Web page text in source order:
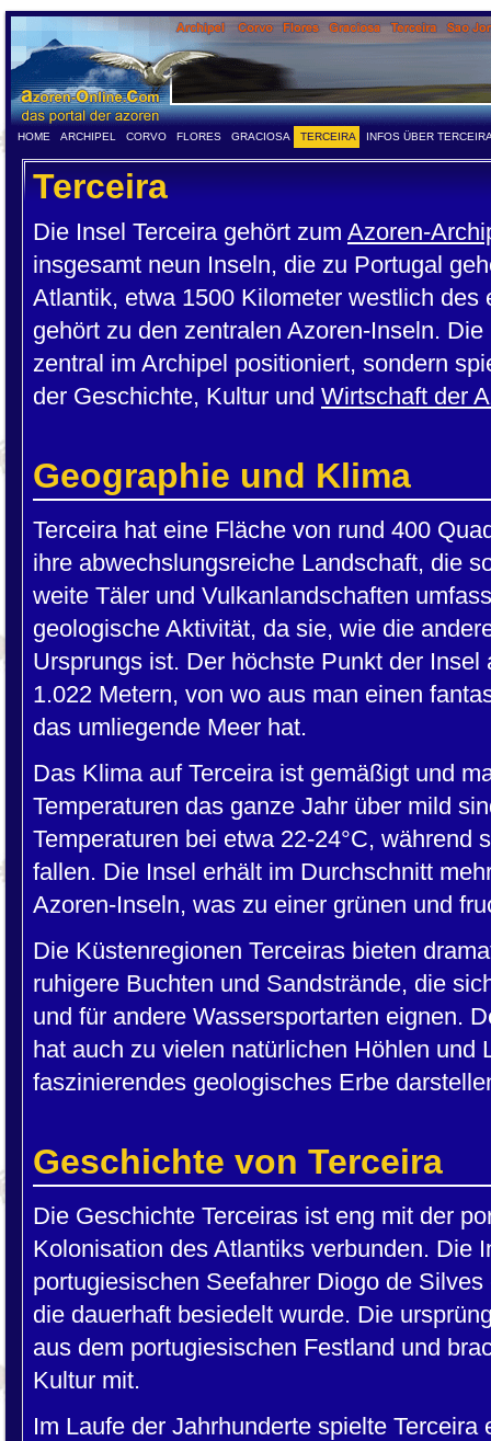
HOME ARCHIPEL CORVO FLORES GRACIOSA TERCEIRA INFOS ÜBER
Terceira
Die Insel Terceira gehört zum Azoren-
insgesamt neun Inseln, die zu Portugal
Atlantik, etwa 1500 Kilometer westlich des
gehört zu den zentralen Azoren-Inseln.
zentral im Archipel positioniert, sondern
der Geschichte, Kultur und Wirtschaft der
Geographie und Klima
Terceira hat eine Fläche von rund 400
ihre abwechslungsreiche Landschaft, die
weite Täler und Vulkanlandschaften
geologische Aktivität, da sie, wie die
Ursprungs ist. Der höchste Punkt der
1.022 Metern, von wo aus man einen
das umliegende Meer hat.
Das Klima auf Terceira ist gemäßigt und
Temperaturen das ganze Jahr über mild
Temperaturen bei etwa 22-24°C, während
fallen. Die Insel erhält im Durchschnitt
Azoren-Inseln, was zu einer grünen und
Die Küstenregionen Terceiras bieten
ruhigere Buchten und Sandstrände, die
und für andere Wassersportarten eignen.
hat auch zu vielen natürlichen Höhlen und
faszinierendes geologisches Erbe
Geschichte von Terceira
Die Geschichte Terceiras ist eng mit der
Kolonisation des Atlantiks verbunden. Die
portugiesischen Seefahrer Diogo de
die dauerhaft besiedelt wurde. Die
aus dem portugiesischen Festland und
Kultur mit.
Im Laufe der Jahrhunderte spielte